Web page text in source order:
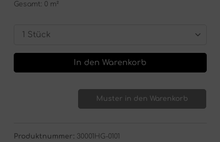
Gesamt: 0 m²
In den Warenkorb
Muster in den Warenkorb
Produktnummer: 30001HG-0101